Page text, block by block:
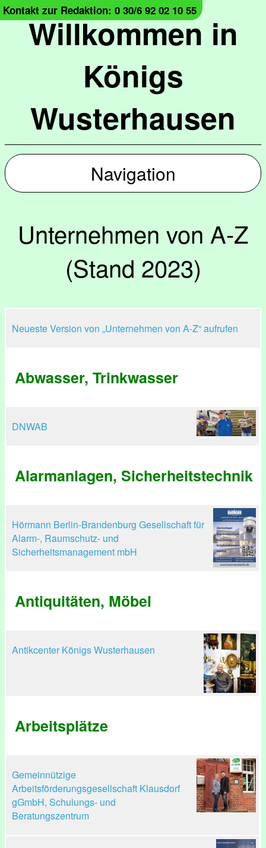
Willkommen in
Königs
Wusterhausen
Kontakt zur Redaktion: 0 30/6 92 02 10 55
Navigation
Unternehmen von A-Z
(Stand 2023)
Neueste Version von „Unternehmen von A-Z“ aufrufen
Abwasser, Trinkwasser
DNWAB
Alarmanlagen, Sicherheitstechnik
Hörmann Berlin-Brandenburg Gesellschaft für
Alarm-, Raumschutz- und
Sicherheitsmanagement mbH
Antiquitäten, Möbel
Antikcenter Königs Wusterhausen
Arbeitsplätze
Gemeinnützige
Arbeitsförderungsgesellschaft Klausdorf
gGmbH, Schulungs- und
Beratungszentrum